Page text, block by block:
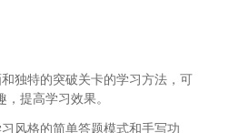
独特的突破关卡的学习方法，可
提高学习效果。
风格的简单答题模式和手写功